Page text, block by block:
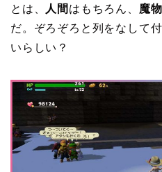
とは、
人間 はもちろん、 魔物
だ。ぞろぞろと列をなして
いらしい？